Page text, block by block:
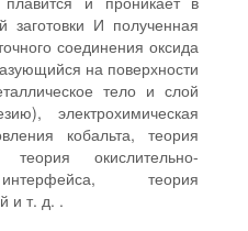
заготовки И полученная
соединения оксида
на поверхности
тело и слой
электрохимическая
кобальта, теория
теория окислительно-
интерфейса, теория
и т. д. .